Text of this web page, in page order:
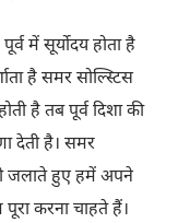
पूर्व में सूर्योदय होता है
है समर सोल्स्टिस
है तब पूर्व दिशा की
देती है। समर
जलाते हुए हमें अपने
करना चाहते हैं।